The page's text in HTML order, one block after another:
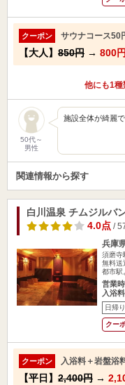
クーポン サウナコース50
【大人】 850円 → 800円
他にも1種
50代～
男性
施設全体が綺麗
関連情報から探す
白川温泉 チムジルバ
4.0点/
兵庫
須磨寺
無料
都市
営業
入浴
日帰り
クー
クーポン 入浴料＋岩盤浴
【平日】 2,400円 →